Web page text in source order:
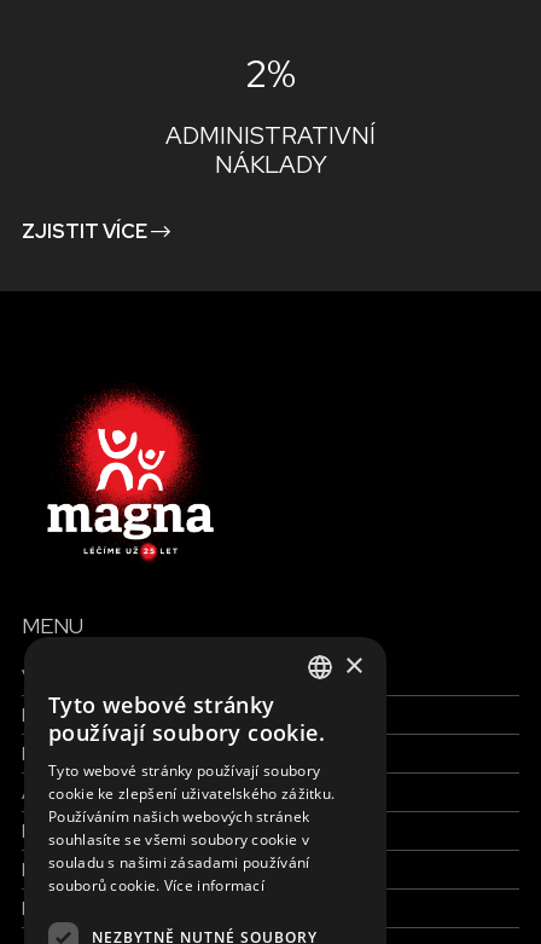
2%
ADMINISTRATIVNÍ
NÁKLADY
ZJISTIT VÍCE
MENU
Všechny formy pomoci
Finance a reporty
Pracujte s námi
Aktuálně
Kdo jsme
Kde pracujeme
Kontaktujte nás
CZECH
×
Tyto webové stránky
používají soubory cookie.
Tyto webové stránky používají soubory
cookie ke zlepšení uživatelského zážitku.
Používáním našich webových stránek
souhlasíte se všemi soubory cookie v
souladu s našimi zásadami používání
souborů cookie. Více informací
NEZBYTNĚ NUTNÉ SOUBORY